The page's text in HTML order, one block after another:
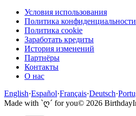
Условия использования
Политика конфиденциальности
Политика cookie
Заработать кредиты
История изменений
Партнёры
Контакты
О нас
English·Español·Français·Deutsch·
Made with `ღ´ for you© 2026